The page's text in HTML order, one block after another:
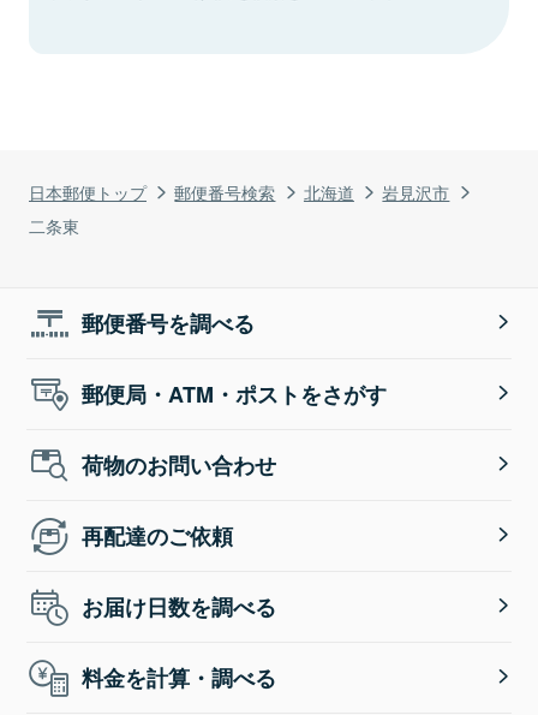
日本郵便トップ 郵便番号検索 北海道
岩見沢市
二条東
郵便番号を調べる
郵便局・ATM・ポストをさがす
荷物のお問い合わせ
再配達のご依頼
お届け日数を調べる
料金を計算・調べる